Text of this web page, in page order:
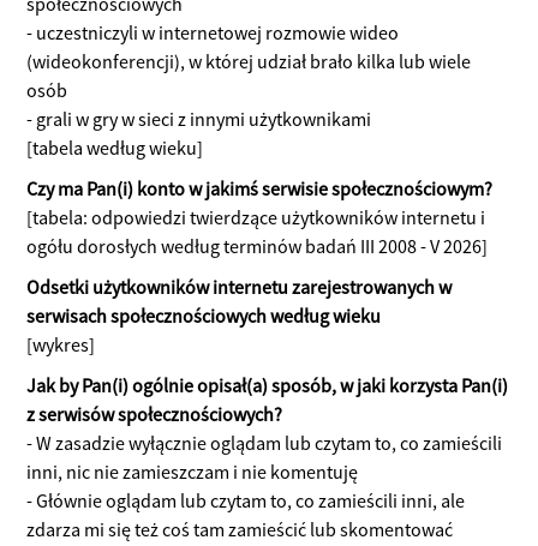
- uczestniczyli w internetowej rozmowie wideo
(wideokonferencji), w której udział brało kilka lub wiele
osób
- grali w gry w sieci z innymi użytkownikami
[tabela według wieku]
Czy ma Pan(i) konto w jakimś serwisie społecznościowym?
[tabela: odpowiedzi twierdzące użytkowników internetu i
ogółu dorosłych według terminów badań III 2008 - V 2026]
Odsetki użytkowników internetu zarejestrowanych w
serwisach społecznościowych według wieku
[wykres]
Jak by Pan(i) ogólnie opisał(a) sposób, w jaki korzysta Pan(i)
z serwisów społecznościowych?
- W zasadzie wyłącznie oglądam lub czytam to, co zamieścili
inni, nic nie zamieszczam i nie komentuję
- Głównie oglądam lub czytam to, co zamieścili inni, ale
zdarza mi się też coś tam zamieścić lub skomentować